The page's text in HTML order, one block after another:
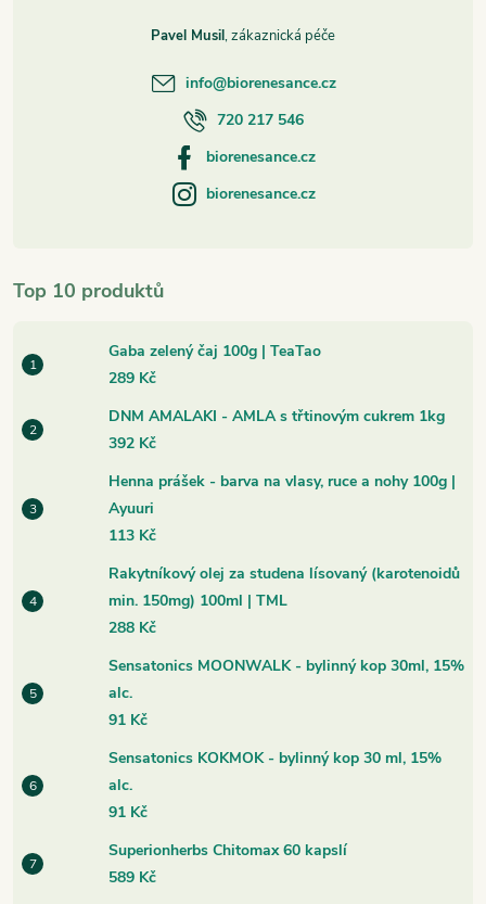
Top 10 produktů
Gaba zelený čaj 100g | TeaTao
289 Kč
DNM AMALAKI - AMLA s třtinovým cukrem 1kg
392 Kč
Henna prášek - barva na vlasy, ruce a nohy 100g |
Ayuuri
113 Kč
Rakytníkový olej za studena lísovaný (karotenoidů
min. 150mg) 100ml | TML
288 Kč
Sensatonics MOONWALK - bylinný kop 30ml, 15%
alc.
91 Kč
Sensatonics KOKMOK - bylinný kop 30 ml, 15%
alc.
91 Kč
Superionherbs Chitomax 60 kapslí
589 Kč
Pavel Musil
info@biorenesance.cz
720 217 546
biorenesance.cz
biorenesance.cz